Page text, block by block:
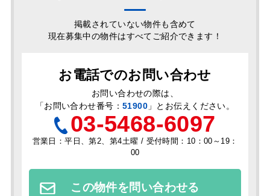
掲載されていない物件も含めて
現在募集中の物件はすべてご紹介できます！
お電話でのお問い合わせ
お問い合わせの際は、
「お問い合わせ番号： 51900 」とお伝えください。
03-5468-6097
営業日：平日、第2、第4土曜 / 受付時間：10：00～19：
00
この物件を問い合わせる